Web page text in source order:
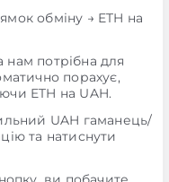
обміну → ETH на
потрібна для
порахує,
ETH на UAH.
UAH гаманець/
та натиснути